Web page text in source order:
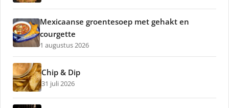
Mexicaanse groentesoep met gehakt en
courgette
1 augustus 2026
Chip & Dip
31 juli 2026